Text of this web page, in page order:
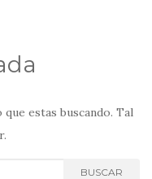
estas buscando. Tal
BUSCAR